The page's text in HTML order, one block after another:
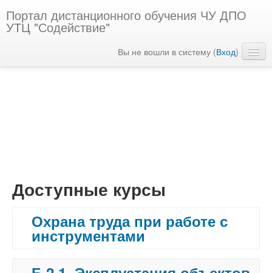
Портал дистанционного обучения ЧУ ДПО
УТЦ "Содействие"
Вы не вошли в систему (Вход)
Доступные курсы
Охрана труда при работе с
инструментами